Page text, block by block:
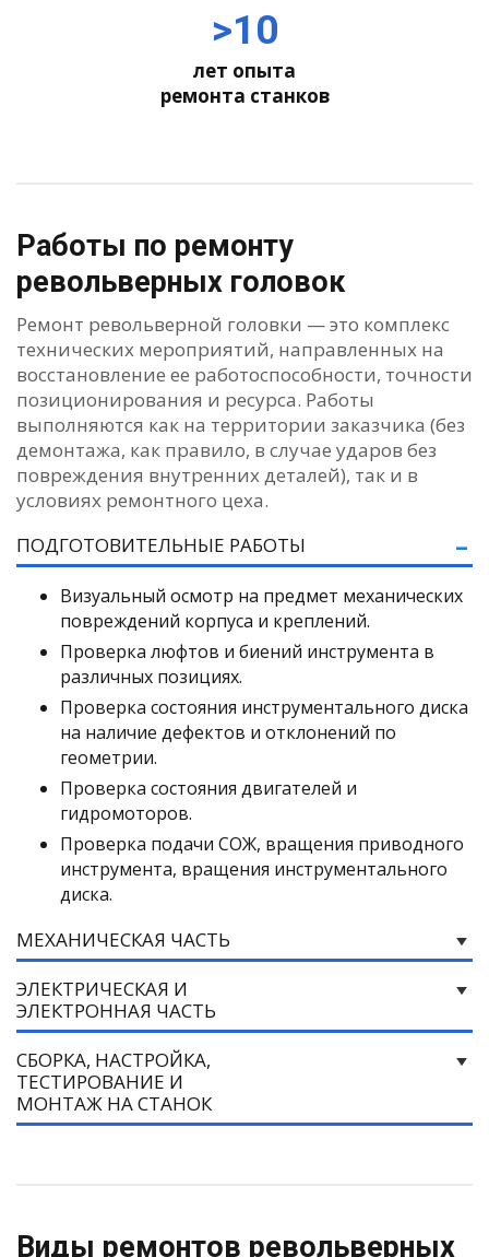
>10
лет опыта
ремонта станков
Работы по ремонту
револьверных головок
Ремонт револьверной головки — это комплекс
технических мероприятий, направленных на
восстановление ее работоспособности, точности
позиционирования и ресурса. Работы
выполняются как на территории заказчика (без
демонтажа, как правило, в случае ударов без
повреждения внутренних деталей), так и в
условиях ремонтного цеха.
ПОДГОТОВИТЕЛЬНЫЕ РАБОТЫ
Визуальный осмотр на предмет механических
повреждений корпуса и креплений.
Проверка люфтов и биений инструмента в
различных позициях.
Проверка состояния инструментального диска
на наличие дефектов и отклонений по
геометрии.
Проверка состояния двигателей и
гидромоторов.
Проверка подачи СОЖ, вращения приводного
инструмента, вращения инструментального
диска.
МЕХАНИЧЕСКАЯ ЧАСТЬ
ЭЛЕКТРИЧЕСКАЯ И
ЭЛЕКТРОННАЯ ЧАСТЬ
СБОРКА, НАСТРОЙКА,
ТЕСТИРОВАНИЕ И
МОНТАЖ НА СТАНОК
Виды ремонтов револьверных